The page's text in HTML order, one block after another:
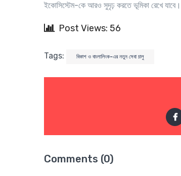
ইকোসিস্টেম-কে আরও সুদৃঢ় করতে ভূমিকা রেখে যাবে।
Post Views: 56
Tags: বিকাশ ও বাংলালিংক-এর নতুন সেবা চালু
Comments (0)